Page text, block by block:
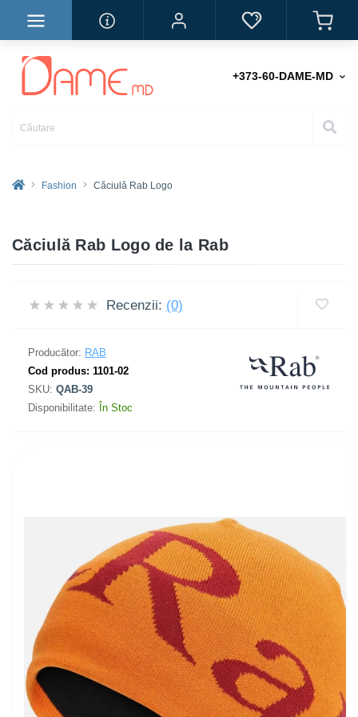
+373-60-DAME-MD
Fashion Căciulă Rab Logo
Căciulă Rab Logo de la Rab
Recenzii: (0)
Producător: RAB
Cod produs: 1101-02
SKU: QAB-39
Disponibilitate: În Stoc